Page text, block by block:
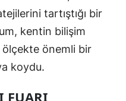
Manisa
Kahramanmaraş
Mardin
Muğla
tartıştığı bir
kentin bilişim
ölçekte önemli bir
koydu.
FUARI